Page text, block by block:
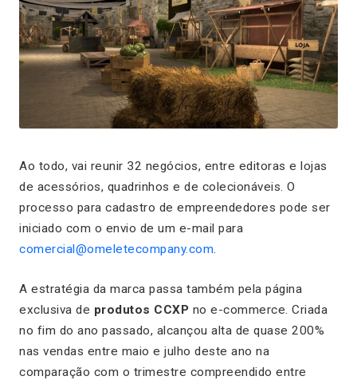
Ao todo, vai reunir 32 negócios, entre editoras e lojas
de acessórios, quadrinhos e de colecionáveis. O
processo para cadastro de empreendedores pode ser
iniciado com o envio de um e-mail para
comercial@omeletecompany.com.
A estratégia da marca passa também pela página
exclusiva de produtos CCXP no e-commerce. Criada
no fim do ano passado, alcançou alta de quase 200%
nas vendas entre maio e julho deste ano na
comparação com o trimestre compreendido entre